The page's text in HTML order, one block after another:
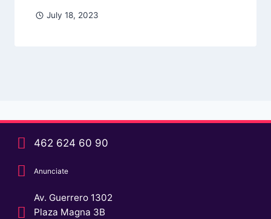
July 18, 2023
462 624 60 90
Anunciate
Av. Guerrero 1302
Plaza Magna 3B